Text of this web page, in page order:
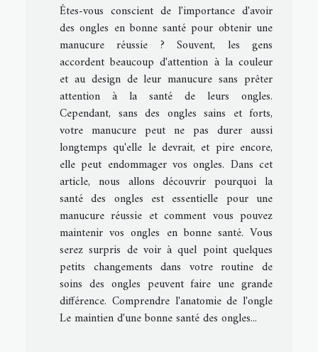
Êtes-vous conscient de l'importance d'avoir
des ongles en bonne santé pour obtenir une
manucure réussie ? Souvent, les gens
accordent beaucoup d'attention à la couleur
et au design de leur manucure sans prêter
attention à la santé de leurs ongles.
Cependant, sans des ongles sains et forts,
votre manucure peut ne pas durer aussi
longtemps qu'elle le devrait, et pire encore,
elle peut endommager vos ongles. Dans cet
article, nous allons découvrir pourquoi la
santé des ongles est essentielle pour une
manucure réussie et comment vous pouvez
maintenir vos ongles en bonne santé. Vous
serez surpris de voir à quel point quelques
petits changements dans votre routine de
soins des ongles peuvent faire une grande
différence. Comprendre l'anatomie de l'ongle
Le maintien d'une bonne santé des ongles...